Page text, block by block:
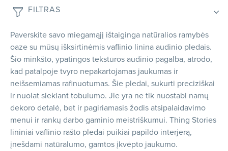
FILTRAS
Paverskite savo miegamąjį ištaiginga natūralios ramybės
oaze su mūsų išksirtinėmis vaflinio linina audinio pledais.
Šio minkšto, ypatingos tekstūros audinio pagalba, atrodo,
kad patalpoje tvyro nepakartojamas jaukumas ir
neišsemiamas rafinuotumas. Šie pledai, sukurti preciziškai
ir nuolat siekiant tobulumo. Jie yra ne tik nuostabi namų
dekoro detalė, bet ir pagiriamasis žodis atsipalaidavimo
menui ir rankų darbo gaminio meistriškumui. Thing Stories
lininiai vaflinio rašto pledai puikiai papildo interjerą,
įnešdami natūralumo, gamtos įkvėpto jaukumo.